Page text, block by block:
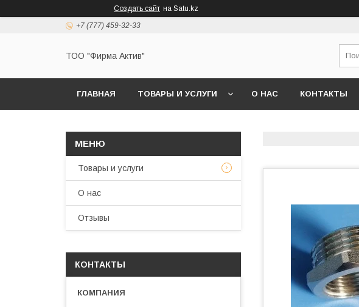
Создать сайт на Satu.kz
+7 (777) 459-32-33
ТОО "Фирма Актив"
ГЛАВНАЯ ТОВАРЫ И УСЛУГИ О НАС КОНТАКТЫ
Товары и услуги
О нас
Отзывы
КОНТАКТЫ